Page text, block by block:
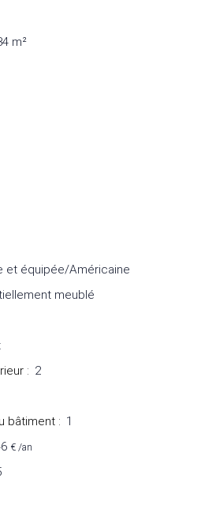
m²
et équipée/Américaine
meublé
: 2
bâtiment : 1
€ /an